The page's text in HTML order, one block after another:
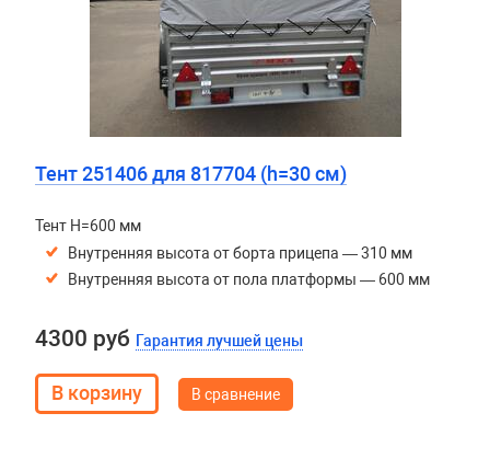
Тент 251406 для 817704 (h=30 см)
Тент H=600 мм
Внутренняя высота от борта прицепа — 310 мм
Внутренняя высота от пола платформы — 600 мм
4300 руб Гарантия лучшей цены
В сравнение